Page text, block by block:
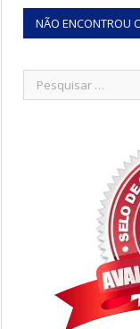
NÃO ENCONTROU